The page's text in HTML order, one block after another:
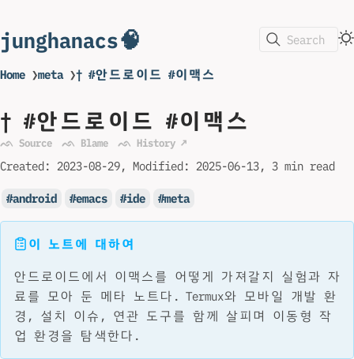
junghanacs🧠 Search
Home ❯meta ❯† #안드로이드 #이맥스
† #안드로이드 #이맥스
ᨒ Source ᨒ Blame ᨒ History ↗
Created: 2023-08-29 Modified: 2025-06-13 3 min read
android emacs ide meta
이 노트에 대하여
안드로이드에서 이맥스를 어떻게 가져갈지 실험과 자
료를 모아 둔 메타 노트다. Termux와 모바일 개발 환
경, 설치 이슈, 연관 도구를 함께 살피며 이동형 작
업 환경을 탐색한다.